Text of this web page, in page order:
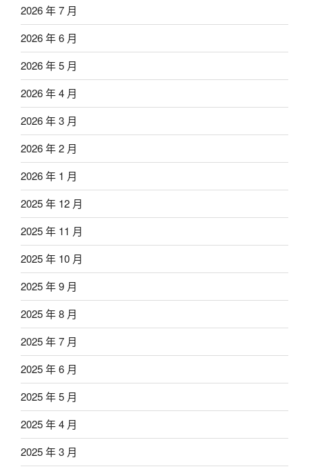
2026 年 7 月
2026 年 6 月
2026 年 5 月
2026 年 4 月
2026 年 3 月
2026 年 2 月
2026 年 1 月
2025 年 12 月
2025 年 11 月
2025 年 10 月
2025 年 9 月
2025 年 8 月
2025 年 7 月
2025 年 6 月
2025 年 5 月
2025 年 4 月
2025 年 3 月